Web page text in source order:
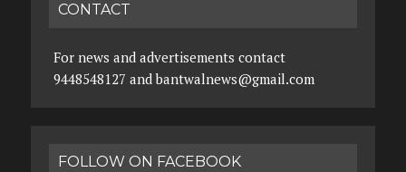
CONTACT
For news and advertisements contact
9448548127 and bantwalnews@gmail.com
FOLLOW ON FACEBOOK